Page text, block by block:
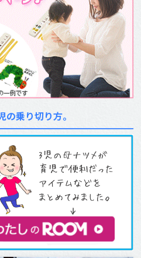
の乗り切り方。